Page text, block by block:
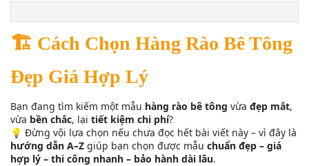
🏗 ️ Cách Chọn Hàng Rào Bê Tông
Đẹp Giá Hợp Lý
Bạn đang tìm kiếm một mẫu hàng rào bê tông vừa đẹp mắt,
vừa bền chắc, lại tiết kiệm chi phí?
💡 Đừng vội lựa chọn nếu chưa đọc hết bài viết này – vì đây là
hướng dẫn A–Z giúp bạn chọn được mẫu chuẩn đẹp – giá
hợp lý – thi công nhanh – bảo hành dài lâu.